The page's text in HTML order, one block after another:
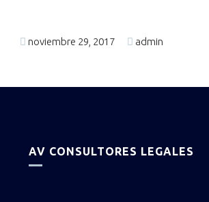
noviembre 29, 2017 admin
AV CONSULTORES LEGALES